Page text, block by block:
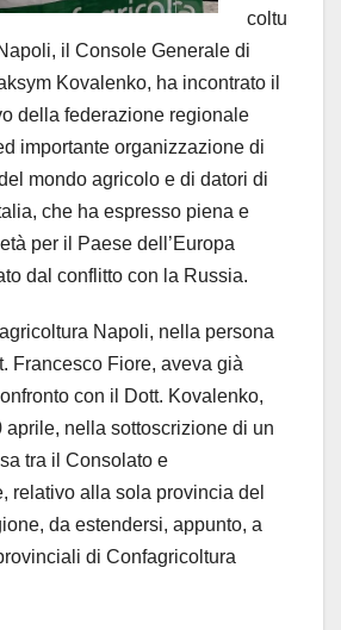
coltu
il Console Generale di
Kovalenko, ha incontrato il
della federazione regionale
importante organizzazione di
mondo agricolo e di datori di
che ha espresso piena e
per il Paese dell’Europa
dal conflitto con la Russia.
Napoli, nella persona
Francesco Fiore, aveva già
con il Dott. Kovalenko,
aprile, nella sottoscrizione di un
tra il Consolato e
relativo alla sola provincia del
da estendersi, appunto, a
di Confagricoltura